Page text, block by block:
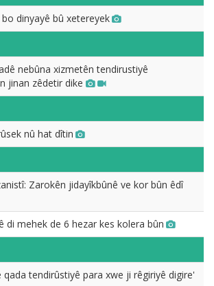
dinyayê bû xetereyek
nebûna xizmetên tendirustiyê
jinan zêdetir dike
nû hat dîtin
Zarokên jidayîkbûnê ve kor bûn êdî
di mehek de 6 hezar kes kolera bûn
qada tendirûstiyê para xwe ji rêgiriyê digire'